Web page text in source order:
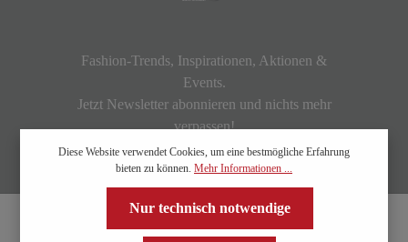
Fashion-Trends, Inspirationen, Aktionen &
Events.
Jetzt Newsletter abonnieren und nichts mehr
verpassen!
Diese Website verwendet Cookies, um eine bestmögliche Erfahrung
bieten zu können. Mehr Informationen ...
Nur technisch notwendige